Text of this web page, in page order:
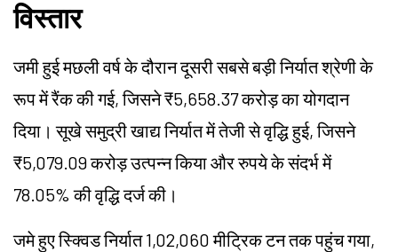
विस्तार
जमी हुई मछली वर्ष के दौरान दूसरी सबसे बड़ी निर्यात श्रेणी के
रूप में रैंक की गई, जिसने ₹5,658.37 करोड़ का योगदान
दिया। सूखे समुद्री खाद्य निर्यात में तेजी से वृद्धि हुई, जिसने
₹5,079.09 करोड़ उत्पन्न किया और रुपये के संदर्भ में
78.05% की वृद्धि दर्ज की।
जमे हुए स्क्विड निर्यात 1,02,060 मीट्रिक टन तक पहुंच गया,